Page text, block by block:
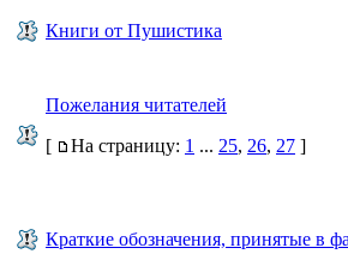
Книги от Пушистика
Пожелания читателей
[
На страницу: 1 ... 25, 26, 27 ]
Краткие обозначения, принятые в